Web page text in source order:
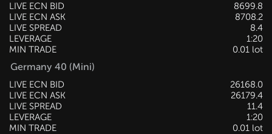
LIVE ECN BID
8699.8
LIVE ECN ASK
8708.2
LIVE SPREAD
8.4
LEVERAGE
1:20
MIN TRADE
0.01 lot
Germany 40 (Mini)
LIVE ECN BID
26169.5
LIVE ECN ASK
26180.9
LIVE SPREAD
11.4
LEVERAGE
1:20
MIN TRADE
0.01 lot